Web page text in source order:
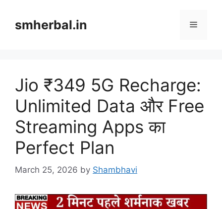
contentsmherbal.in Menu
Jio ₹349 5G Recharge:
Unlimited Data और Free
Streaming Apps का
Perfect Plan
March 25, 2026 by Shambhavi